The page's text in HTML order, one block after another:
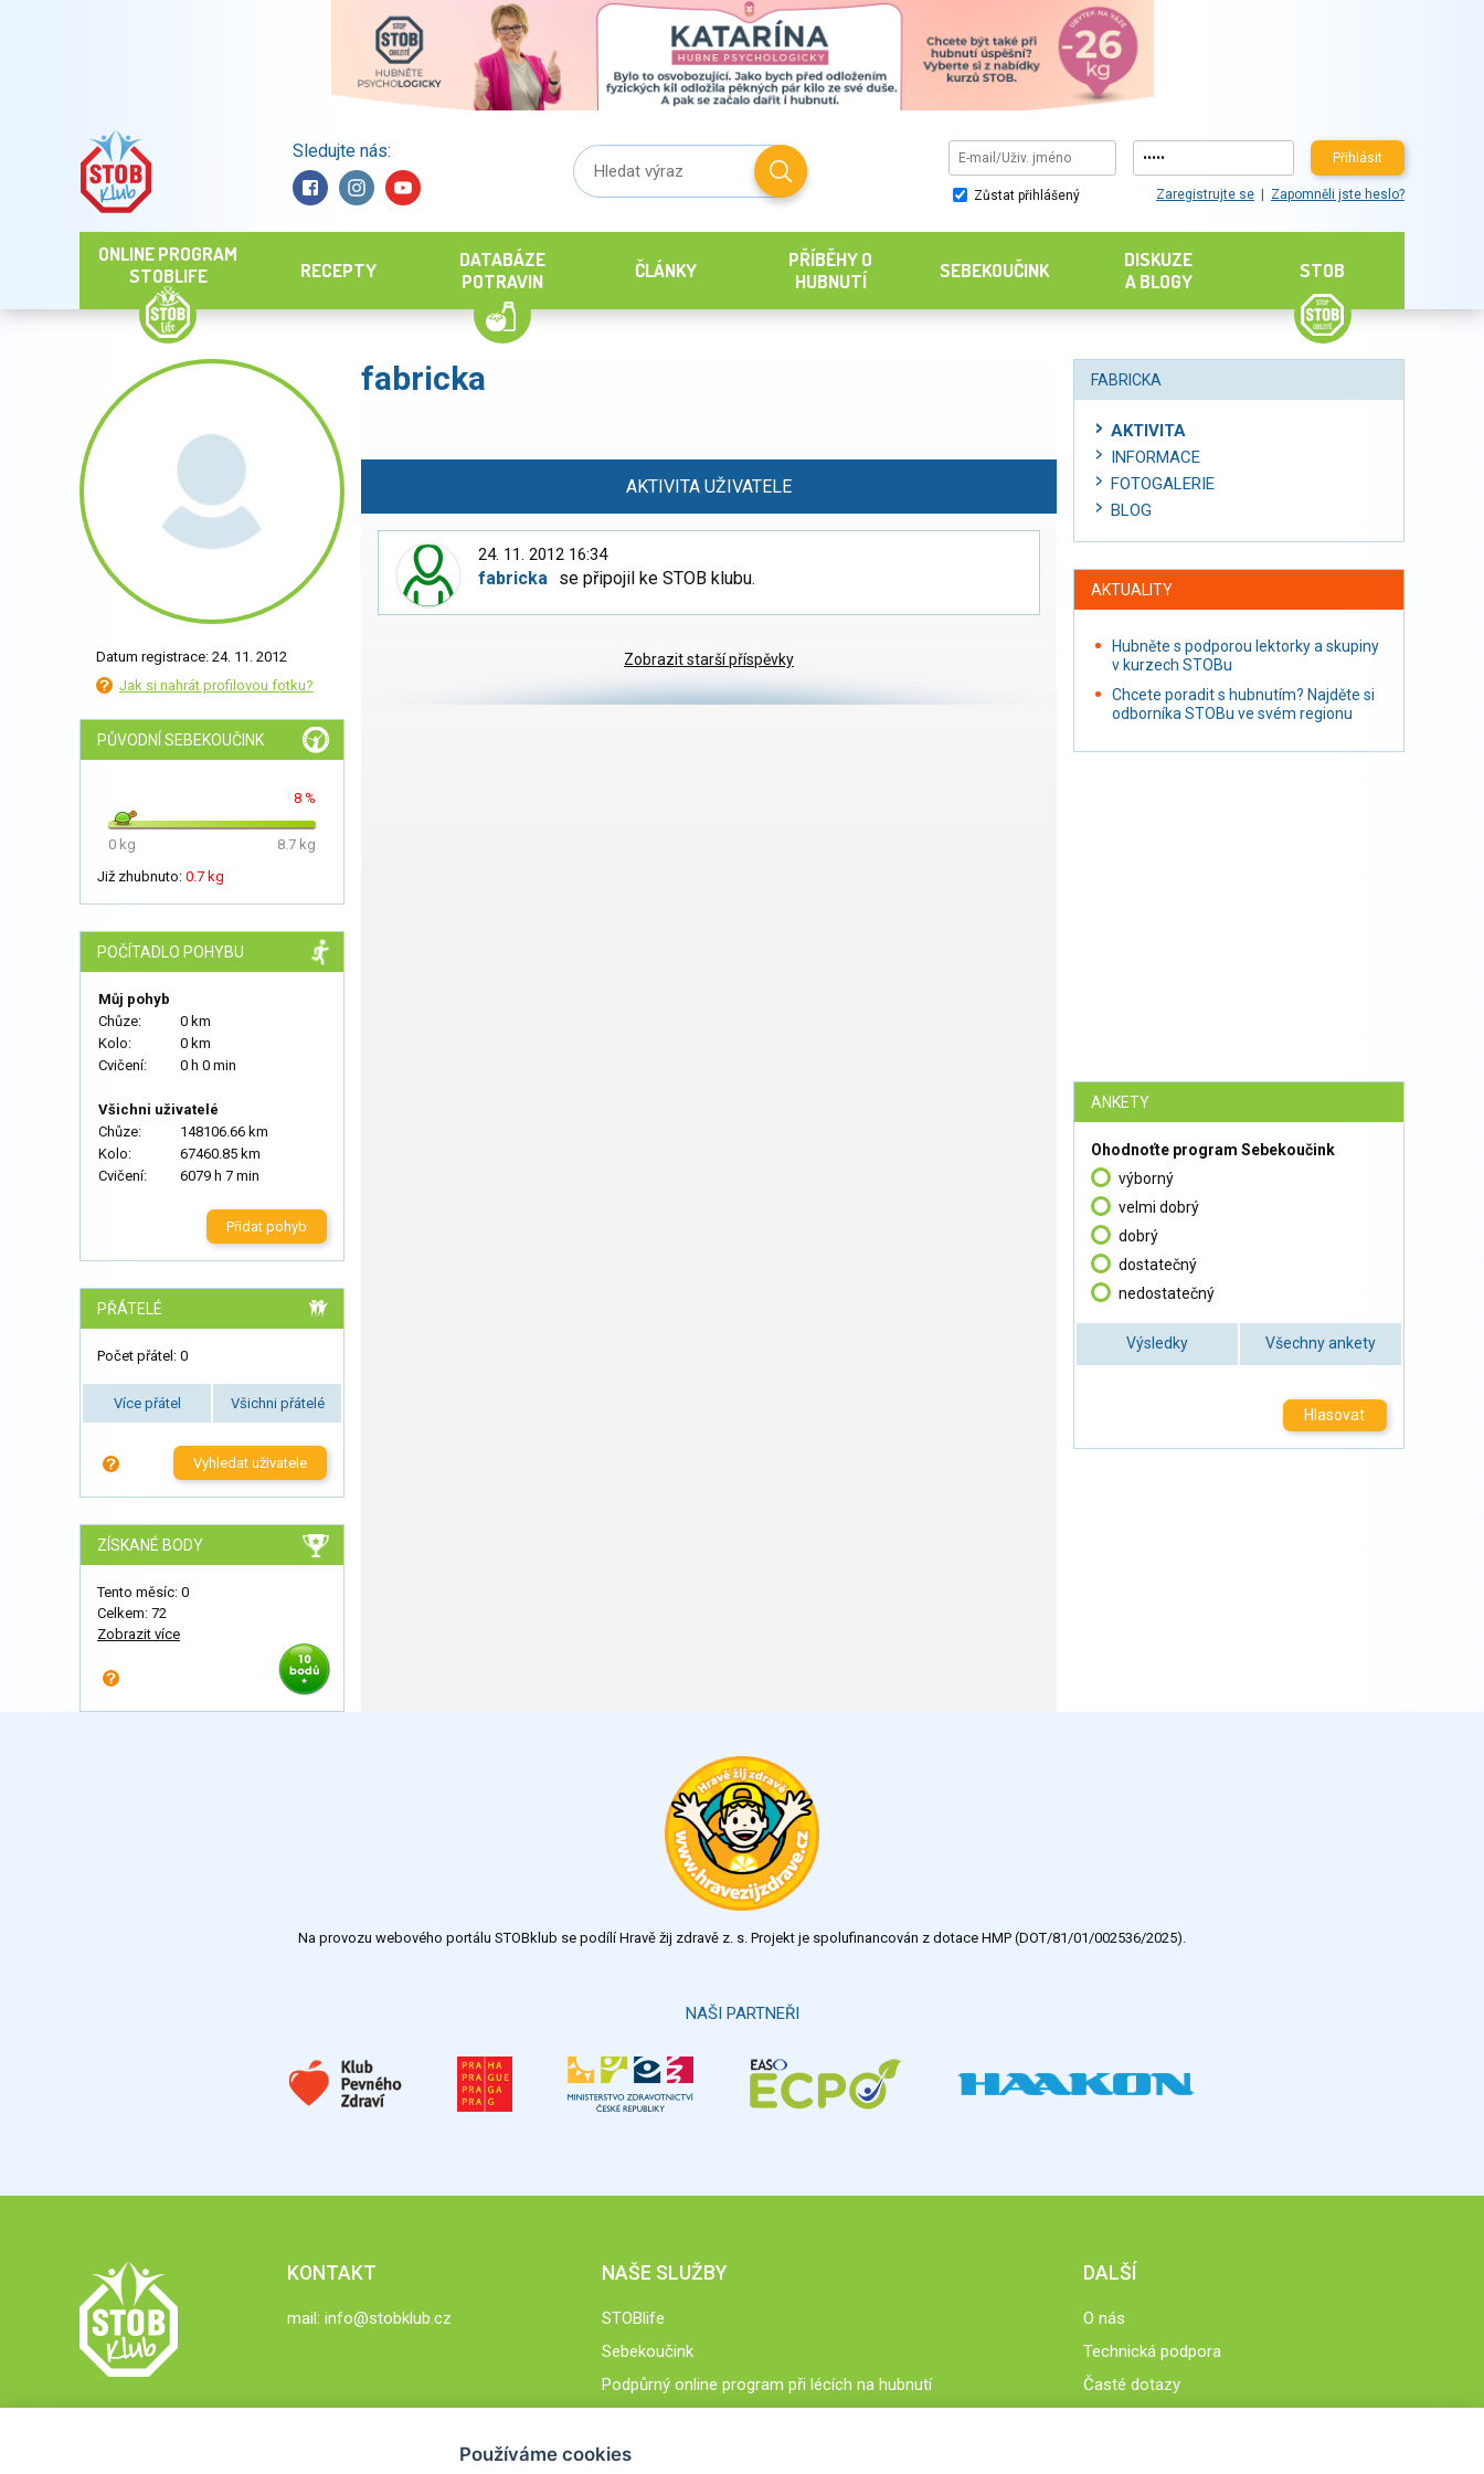
Sledujte nás: Přihlásit
Zůstat přihlášený Zaregistrujte se Zapomněli jste heslo?
ONLINE PROGRAM
STOBLIFE
RECEPTY
DATABÁZE
POTRAVIN
ČLÁNKY
PŘÍBĚHY O
HUBNUTÍ
SEBEKOUČINK
DISKUZE
A BLOGY
STOB
Datum registrace: 24. 11. 2012
Jak si nahrát profilovou fotku?
PŮVODNÍ SEBEKOUČINK
8 %
0 kg
8.7 kg
Již zhubnuto: 0.7 kg
POČÍTADLO POHYBU
Můj pohyb
Chůze:
0 km
Kolo:
0 km
Cvičení:
0 h 0 min
Všichni uživatelé
Chůze:
148106.66 km
Kolo:
67460.85 km
Cvičení:
6079 h 7 min
Přidat pohyb
PŘÁTELÉ
Počet přátel: 0
Více přátel Všichni přátelé
Vyhledat uživatele
ZÍSKANÉ BODY
Tento měsíc: 0
Celkem: 72
Zobrazit více
fabricka
AKTIVITA UŽIVATELE
24. 11. 2012 16:34
fabricka se připojil ke STOB klubu.
Zobrazit starší příspěvky
FABRICKA
AKTIVITA
INFORMACE
FOTOGALERIE
BLOG
AKTUALITY
Hubněte s podporou lektorky a skupiny
v kurzech STOBu
Chcete poradit s hubnutím? Najděte si
odborníka STOBu ve svém regionu
ANKETY
Ohodnoťte program Sebekoučink
výborný
velmi dobrý
dobrý
dostatečný
nedostatečný
Výsledky Všechny ankety
Hlasovat
Na provozu webového portálu STOBklub se podílí Hravě žij zdravě z. s. Projekt je spolufinancován z dotace HMP (DOT/81/01/002536/2025).
NAŠI PARTNEŘI
KONTAKT
mail: info@stobklub.cz
NAŠE SLUŽBY
STOBlife
Sebekoučink
Podpůrný online program při lécích na hubnutí
DALŠÍ
O nás
Technická podpora
Časté dotazy
Používáme cookies